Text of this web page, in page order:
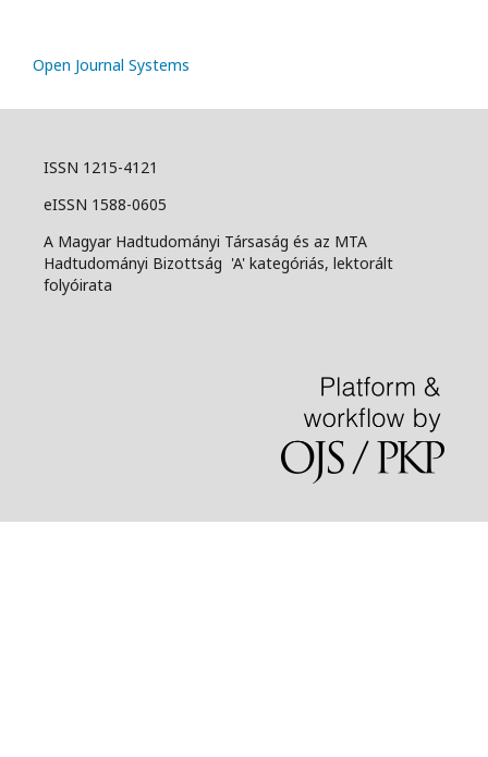
Open Journal Systems
ISSN 1215-4121
eISSN 1588-0605
A Magyar Hadtudományi Társaság és az MTA
Hadtudományi Bizottság 'A' kategóriás, lektorált
folyóirata